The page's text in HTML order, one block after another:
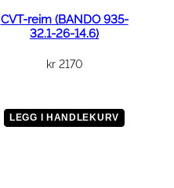
CVT-reim (BANDO 935-
32.1-26-14.6)
kr2170
LEGG I HANDLEKURV